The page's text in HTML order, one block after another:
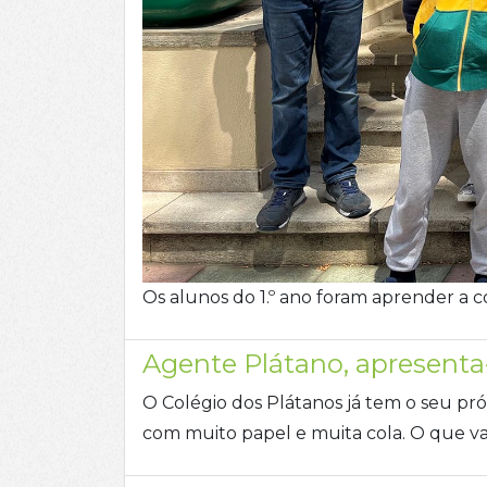
Os alunos do 1.º ano foram aprender a
Agente Plátano,
O Colégio dos Plátanos já tem o seu
com muito papel e muita cola. O que